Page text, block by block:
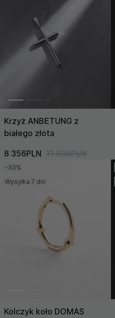
Krzyż ANBETUNG z
białego złota
8 356PLN 11 936PLN
-30%
Wysyłka 7 dni
Kolczyk koło DOMAS